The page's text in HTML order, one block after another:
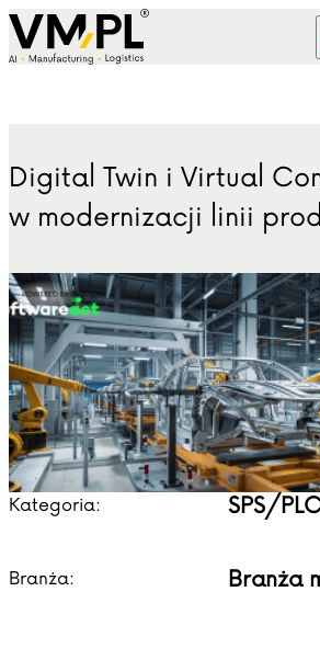
Skip to content
Digital Twin i Virtual
w modernizacji linii
Kategoria: SPS/PLC
Branża: Branża